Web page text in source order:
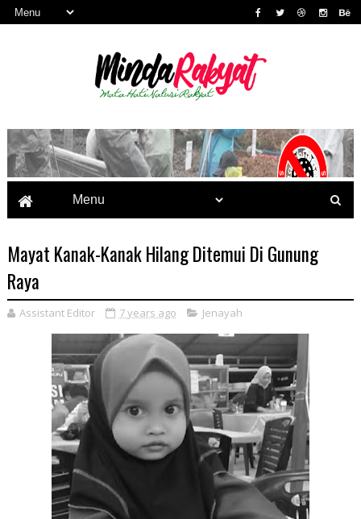
Mayat Kanak-Kanak Hilang Ditemui Di Gunung
Raya
Assistant Editor 7 years ago Jenayah